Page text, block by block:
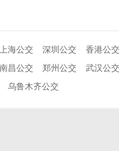
上海公交 深圳公交 香港公交
南昌公交 郑州公交 武汉公交
乌鲁木齐公交